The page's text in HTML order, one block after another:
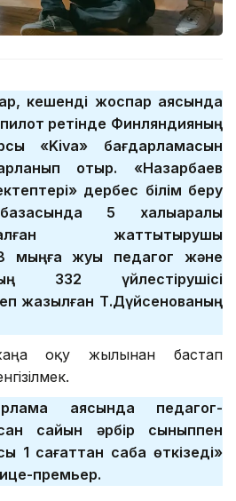
кешенді жоспар аясында
ретінде Финляндияның
«Kiva» бағдарламасын
отыр. «Назарбаев
дербес білім беру
5 халықаралық
жаттықтырушы
мыңға жуық педагог және
332 үйлестірушісі
жазылған Т.Дүйсенованың
оқу жылынан бастап
аясында педагог-
сайын әрбір сыныппен
1 сағаттан сабақ өткізеді»
премьер.